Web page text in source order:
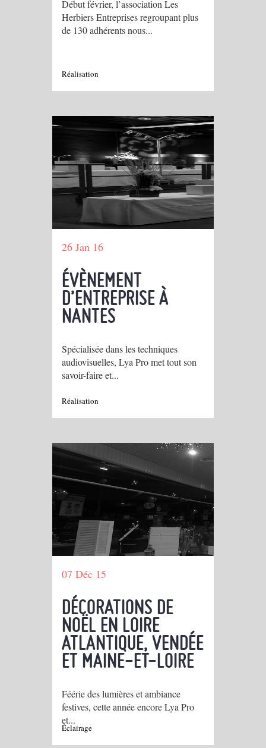
Début février, l’association Les
Herbiers Entreprises regroupant plus
de 130 adhérents nous...
Réalisation
26 Jan 16
ÉVÈNEMENT
D’ENTREPRISE À
NANTES
Spécialisée dans les techniques
audiovisuelles, Lya Pro met tout son
savoir-faire et...
Réalisation
07 Déc 15
DÉCORATIONS DE
NOËL EN LOIRE
ATLANTIQUE, VENDÉE
ET MAINE-ET-LOIRE
Féérie des lumières et ambiance
festives, cette année encore Lya Pro
et...
Éclairage